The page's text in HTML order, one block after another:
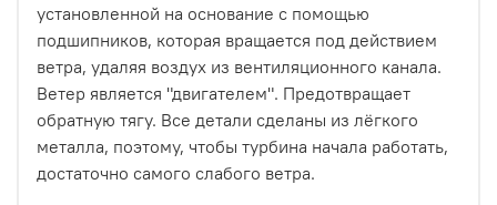
установленной на основание с помощью
подшипников, которая вращается под действием
ветра, удаляя воздух из вентиляционного канала.
Ветер является "двигателем". Предотвращает
обратную тягу. Все детали сделаны из лёгкого
металла, поэтому, чтобы турбина начала работать,
достаточно самого слабого ветра.